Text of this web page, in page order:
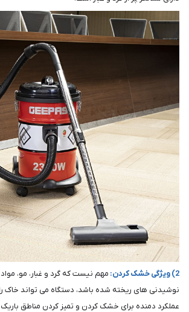
2) ویژگی خشک کردن:
مهم نیست که گرد و غبار، مو، مواد
نوشیدنی های ریخته شده باشد، دستگاه می تواند خاک
عملکرد دمنده برای خشک کردن و تمیز کردن مناطق